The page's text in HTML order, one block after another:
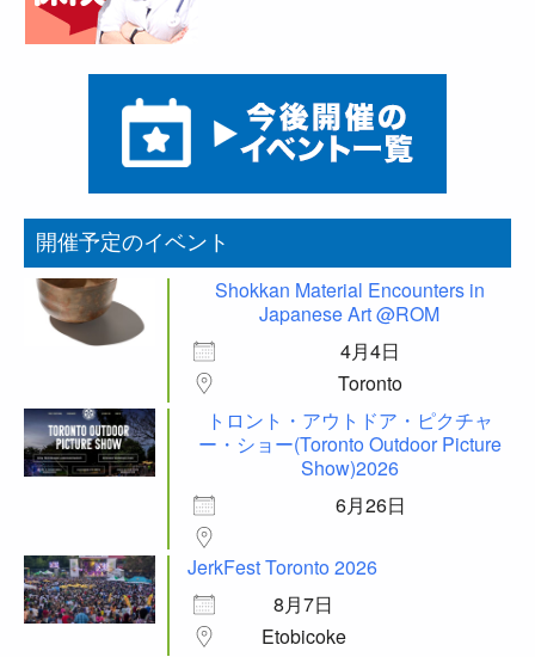
開催予定のイベント
Shokkan Material Encounters in
Japanese Art @ROM
4月4日
Toronto
トロント・アウトドア・ピクチャ
ー・ショー(Toronto Outdoor Picture
Show)2026
6月26日
JerkFest Toronto 2026
8月7日
Etobicoke